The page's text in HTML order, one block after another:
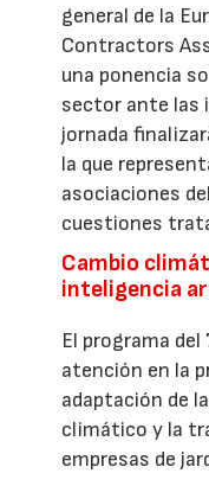
general de la
Contractors
una ponencia
sector ante las
jornada
la que
asociaciones
cuestiones
Cambio
inteligencia
El programa
atención en la
adaptación de
climático y la
empresas de